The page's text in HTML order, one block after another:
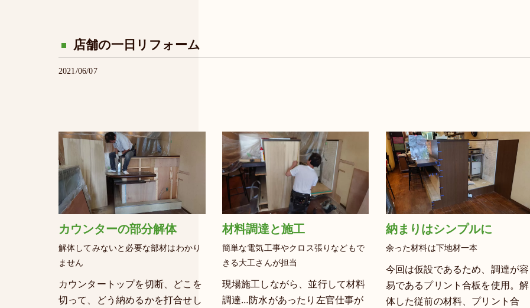
店舗の一日リフォーム
2021/06/07
カウンターの部分解体
解体してみないと必要な部材はわかり
ません
カウンタートップを切断、どこを
切って、どう納めるかを打合せし
材料調達と施工
簡単な電気工事やクロス張りなどもで
きる大工さんが担当
現場施工しながら、並行して材料
調達…防水があったり左官仕事が
納まりはシンプルに
余った材料は下地材一本
今回は仮設であるため、調達が容
易であるプリント合板を使用。解
体した従前の材料、プリント合